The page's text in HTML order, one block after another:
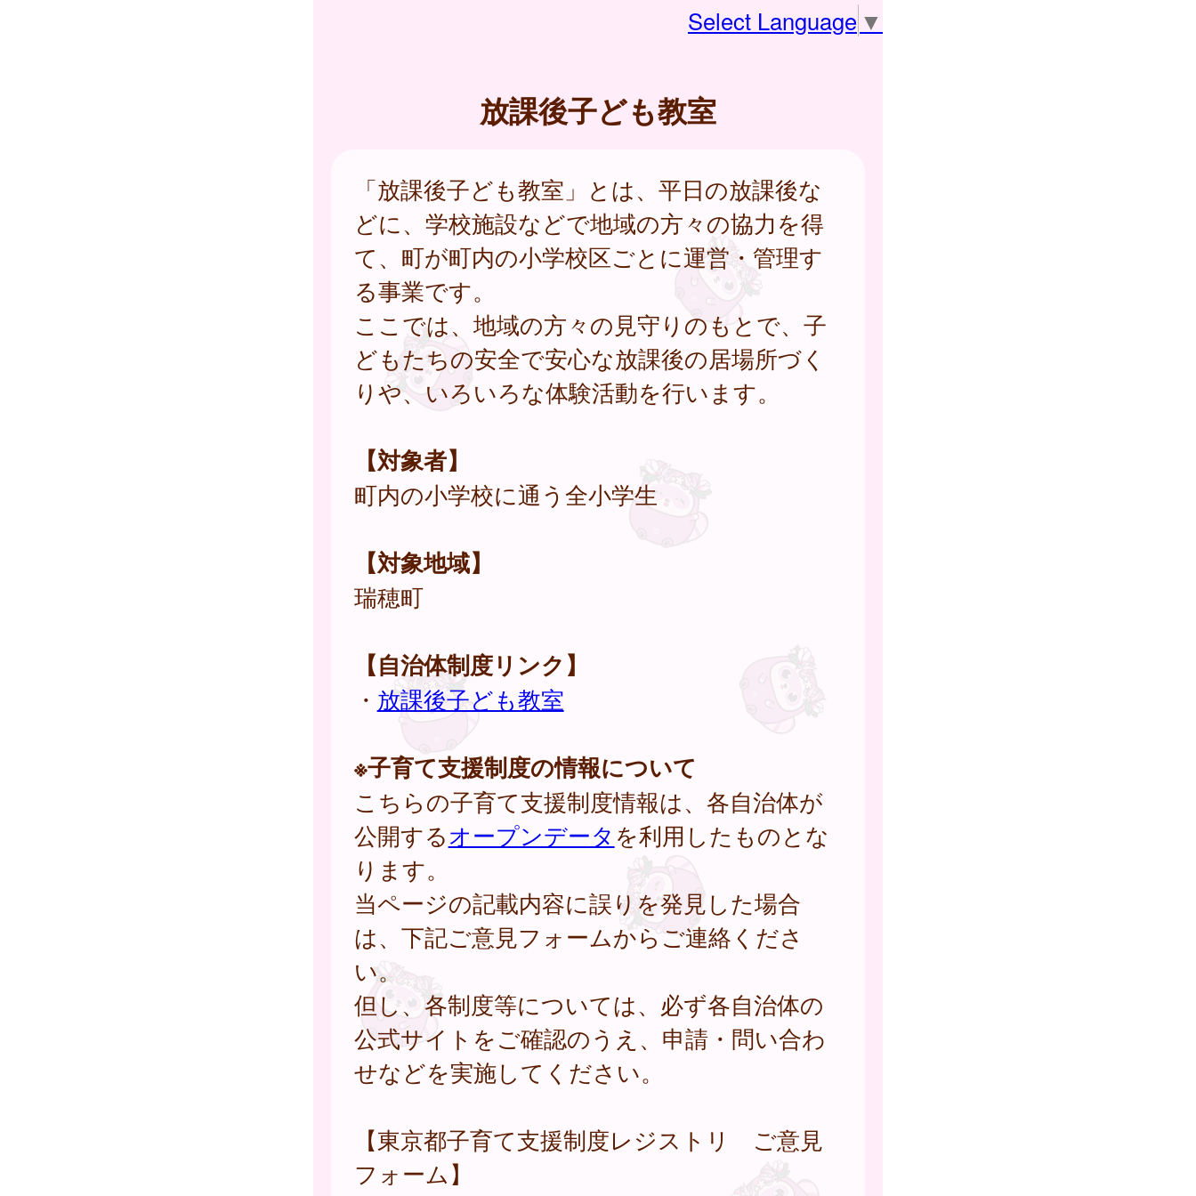
Select Language ▼
放課後子ども教室
「放課後子ども教室」とは、平日の放課後な
どに、学校施設などで地域の方々の協力を得
て、町が町内の小学校区ごとに運営・管理す
る事業です。
ここでは、地域の方々の見守りのもとで、子
どもたちの安全で安心な放課後の居場所づく
りや、いろいろな体験活動を行います。
【対象者】
町内の小学校に通う全小学生
【対象地域】
瑞穂町
【自治体制度リンク】
・ 放課後子ども教室
※子育て支援制度の情報について
こちらの子育て支援制度情報は、各自治体が
公開するオープンデータ を利用したものとな
ります。
当ページの記載内容に誤りを発見した場合
は、下記ご意見フォームからご連絡くださ
い。
但し、各制度等については、必ず各自治体の
公式サイトをご確認のうえ、申請・問い合わ
せなどを実施してください。
【東京都子育て支援制度レジストリ ご意見
フォーム】